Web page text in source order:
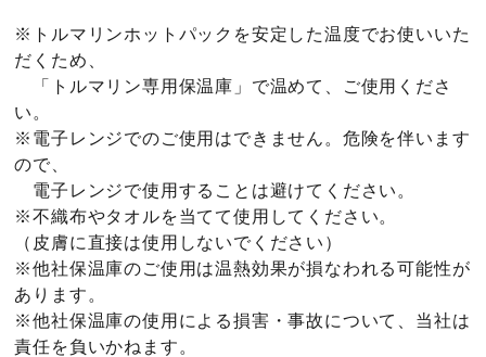
※トルマリンホットパックを安定した温度でお使いいた
だくため、
「トルマリン専用保温庫」で温めて、ご使用くださ
い。
※電子レンジでのご使用はできません。危険を伴います
ので、
電子レンジで使用することは避けてください。
※不織布やタオルを当てて使用してください。
（皮膚に直接は使用しないでください）
※他社保温庫のご使用は温熱効果が損なわれる可能性が
あります。
※他社保温庫の使用による損害・事故について、当社は
責任を負いかねます。